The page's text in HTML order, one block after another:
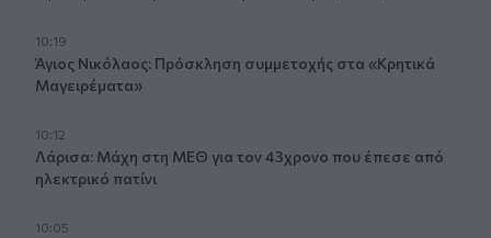
10:19
Άγιος Νικόλαος: Πρόσκληση συμμετοχής στα «Κρητικά
Μαγειρέματα»
10:12
Λάρισα: Μάχη στη ΜΕΘ για τον 43χρονο που έπεσε από
ηλεκτρικό πατίνι
10:05